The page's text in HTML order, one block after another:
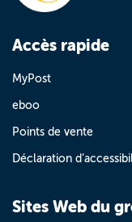
Accès rapide
MyPost
eboo
Points de vente
Déclaration
Sites Web du